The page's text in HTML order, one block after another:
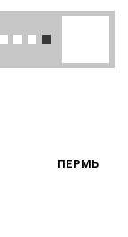
ПЕРМЬ
ПЕРМЬ